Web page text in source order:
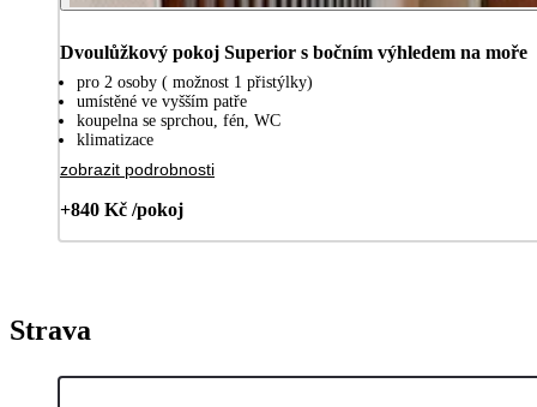
Dvoulůžkový pokoj Superior s bočním výhledem na moře
pro 2 osoby ( možnost 1 přistýlky)
umístěné ve vyšším patře
koupelna se sprchou, fén, WC
klimatizace
zobrazit podrobnosti
+840 Kč /pokoj
Strava